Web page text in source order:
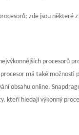
zde jsou některé
procesorů
má také možnosti
obsahu online.
kteří hledají výkonný